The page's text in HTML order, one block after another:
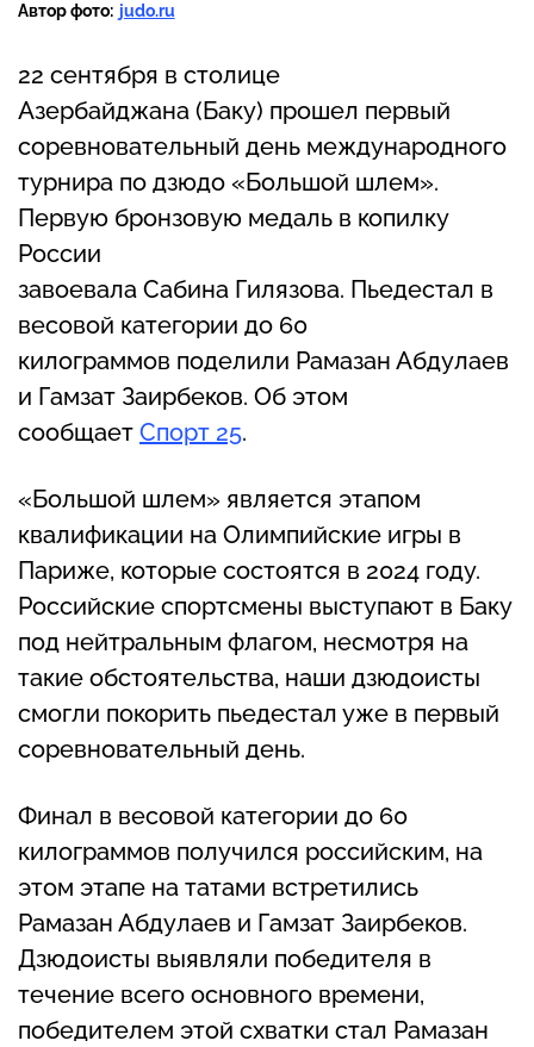
Автор фото: judo.ru
22 сентября в столице
Азербайджана (Баку) прошел первый
соревновательный день международного
турнира по дзюдо «Большой шлем».
Первую бронзовую медаль в копилку
России
завоевала Сабина Гилязова. Пьедестал в
весовой категории до 60
килограммов поделили Рамазан Абдулаев
и Гамзат Заирбеков. Об этом
сообщает Спорт 25.
«Большой шлем» является этапом
квалификации на Олимпийские игры в
Париже, которые состоятся в 2024 году.
Российские спортсмены выступают в Баку
под нейтральным флагом, несмотря на
такие обстоятельства, наши дзюдоисты
смогли покорить пьедестал уже в первый
соревновательный день.
Финал в весовой категории до 60
килограммов получился российским, на
этом этапе на татами встретились
Рамазан Абдулаев и Гамзат Заирбеков.
Дзюдоисты выявляли победителя в
течение всего основного времени,
победителем этой схватки стал Рамазан